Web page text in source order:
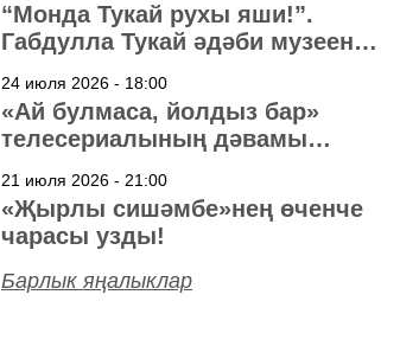
“Монда Тукай рухы яши!”.
Габдулла Тукай әдәби музеена
24 июля 2026 - 18:00
«Ай булмаса, йолдыз бар»
телесериалының дәвамы
21 июля 2026 - 21:00
«Җырлы сишәмбе»нең өченче
чарасы узды!
Барлык яңалыклар